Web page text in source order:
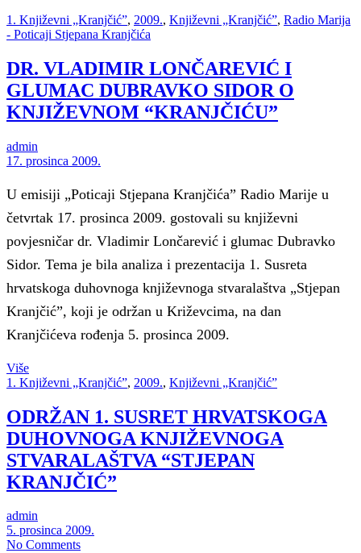
1. Književni „Kranjčić”, 2009., Književni „Kranjčić”, Radio Marija
- Poticaji Stjepana Kranjčića
DR. VLADIMIR LONČAREVIĆ I
GLUMAC DUBRAVKO SIDOR O
KNJIŽEVNOM “KRANJČIĆU”
admin
17. prosinca 2009.
U emisiji „Poticaji Stjepana Kranjčića” Radio Marije u
četvrtak 17. prosinca 2009. gostovali su književni
povjesničar dr. Vladimir Lončarević i glumac Dubravko
Sidor. Tema je bila analiza i prezentacija 1. Susreta
hrvatskoga duhovnoga književnoga stvaralaštva „Stjepan
Kranjčić”, koji je održan u Križevcima, na dan
Kranjčićeva rođenja 5. prosinca 2009.
Više
1. Književni „Kranjčić”, 2009., Književni „Kranjčić”
ODRŽAN 1. SUSRET HRVATSKOGA
DUHOVNOGA KNJIŽEVNOGA
STVARALAŠTVA “STJEPAN
KRANJČIĆ”
admin
5. prosinca 2009.
No Comments